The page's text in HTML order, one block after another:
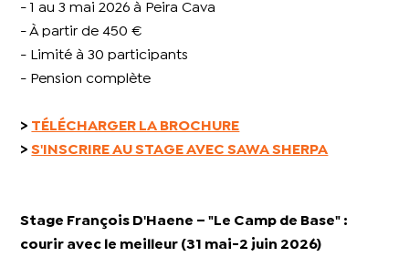
- 1 au 3 mai 2026 à Peira Cava
- À partir de 450 €
- Limité à 30 participants
- Pension complète
> TÉLÉCHARGER LA BROCHURE
>S'INSCRIRE AU STAGE AVEC SAWA SHERPA
Stage François D'Haene – "Le Camp de Base" :
courir avec le meilleur (31 mai-2 juin 2026)